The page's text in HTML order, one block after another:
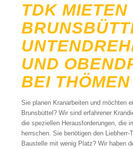
TDK MIETEN
UND
BEI THÖMEN
Sie planen Kranarbeiten und möchten
Brunsbüttel? Wir sind erfahrener
die speziellen Herausforderungen, die
herrschen. Sie benötigen den Liebherr-
Baustelle mit wenig Platz? Wir haben